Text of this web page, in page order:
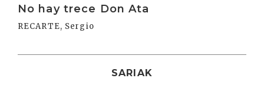
No hay trece Don Ata
RECARTE, Sergio
SARIAK